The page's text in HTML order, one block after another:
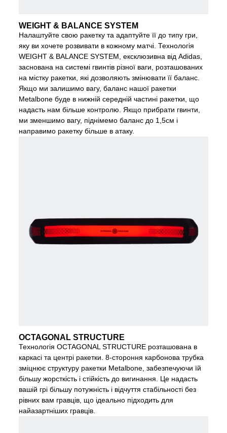
WEIGHT & BALANCE SYSTEM
Налаштуйте свою ракетку та адаптуйте її до типу гри,
яку ви хочете розвивати в кожному матчі. Технологія
WEIGHT & BALANCE SYSTEM, ексклюзивна від Adidas,
заснована на системі гвинтів різної ваги, розташованих
на містку ракетки, які дозволяють змінювати її баланс.
Якщо ми залишимо вагу, баланс нашої ракетки
Metalbone буде в нижній середній частині ракетки, що
надасть нам більше контролю. Якщо прибрати гвинти,
ми зменшимо вагу, піднімемо баланс до 1,5см і
направимо ракетку більше в атаку.
OCTAGONAL STRUCTURE
Технологія OCTAGONAL STRUCTURE розташована в
каркасі та центрі ракетки. 8-стороння карбонова трубка
зміцнює структуру ракетки Metalbone, забезпечуючи їй
більшу жорсткість і стійкість до вигинання. Це надасть
вашій грі більшу потужність і відчуття стабільності без
рівних вам гравців, що ідеально підходить для
найазартніших гравців.